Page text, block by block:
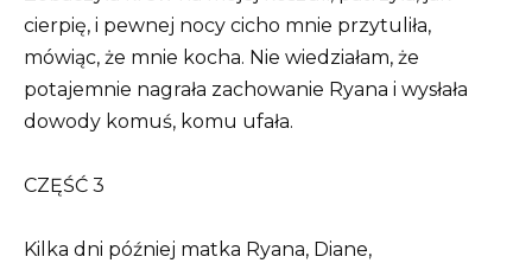
cierpię, i pewnej nocy cicho mnie przytuliła,
mówiąc, że mnie kocha. Nie wiedziałam, że
potajemnie nagrała zachowanie Ryana i wysłała
dowody komuś, komu ufała.
CZĘŚĆ 3
Kilka dni później matka Ryana, Diane,